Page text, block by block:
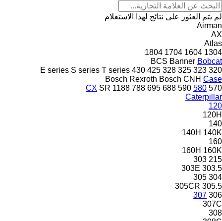
لم يتم العثور على نتائج لهذا الاستعلام
Airman
AX
Atlas
1304
1604
1704
1804
BCS Banner Bobcat
320
323
325
328
425
430
E series S series T series
Bosch Rexroth Bosch CNH Case
570
580
590
688
695
788
1188
CX SR
Caterpillar
120
120H
140
140H 140K
160
160H 160K
215
303
303.5
303E
304
305
305.5
305CR
306
307
307C
308